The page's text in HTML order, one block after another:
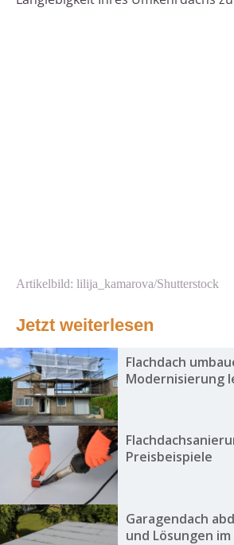
Artikelbild: lilija_kamarova/Shutterstock
Jetzt weiterlesen
Flachdach
Modernisierung
Preisbeispiele
Garagendach
und Lösungen